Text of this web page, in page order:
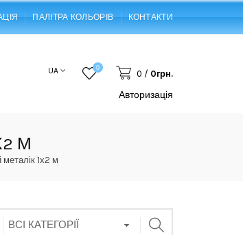
ПАЛІТРА КОЛЬОРІВ КОНТАКТИ
UA 0
0 / 0грн.
Авторизація
М
1х2 м